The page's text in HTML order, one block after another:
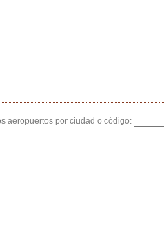
aeropuertos por ciudad o código: